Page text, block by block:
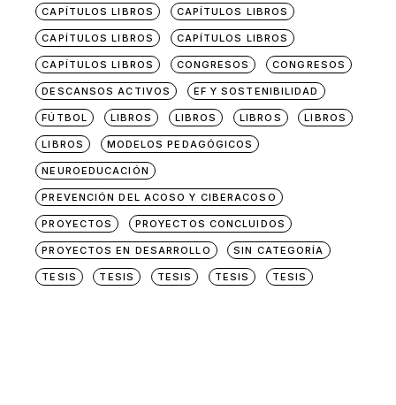
CAPÍTULOS LIBROS CAPÍTULOS LIBROS
CAPÍTULOS LIBROS CAPÍTULOS LIBROS
CAPÍTULOS LIBROS CONGRESOS CONGRESOS
DESCANSOS ACTIVOS EF Y SOSTENIBILIDAD
FÚTBOL LIBROS LIBROS LIBROS LIBROS
LIBROS MODELOS PEDAGÓGICOS
NEUROEDUCACIÓN
PREVENCIÓN DEL ACOSO Y CIBERACOSO
PROYECTOS PROYECTOS CONCLUIDOS
PROYECTOS EN DESARROLLO SIN CATEGORÍA
TESIS TESIS TESIS TESIS TESIS